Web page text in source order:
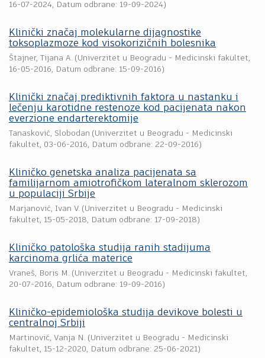
16-07-2024, Datum odbrane: 19-09-2024)
Klinički značaj molekularne dijagnostike
toksoplazmoze kod visokorizičnih bolesnika
Štajner, Tijana A. (Univerzitet u Beogradu - Medicinski fakultet,
16-05-2016, Datum odbrane: 15-09-2016)
Klinički značaj prediktivnih faktora u nastanku i
lečenju karotidne restenoze kod pacijenata nakon
everzione endarterektomije
Tanasković, Slobodan (Univerzitet u Beogradu - Medicinski
fakultet, 03-06-2016, Datum odbrane: 22-09-2016)
Kliničko genetska analiza pacijenata sa
familijarnom amiotrofičkom lateralnom sklerozom
u populaciji Srbije
Marjanović, Ivan V. (Univerzitet u Beogradu - Medicinski
fakultet, 15-05-2018, Datum odbrane: 17-09-2018)
Kliničko patološka studija ranih stadijuma
karcinoma grlića materice
Vraneš, Boris M. (Univerzitet u Beogradu - Medicinski fakultet,
20-07-2016, Datum odbrane: 19-09-2016)
Kliničko-epidemiološka studija devikove bolesti u
centralnoj Srbiji
Martinović, Vanja N. (Univerzitet u Beogradu - Medicinski
fakultet, 15-12-2020, Datum odbrane: 25-06-2021)